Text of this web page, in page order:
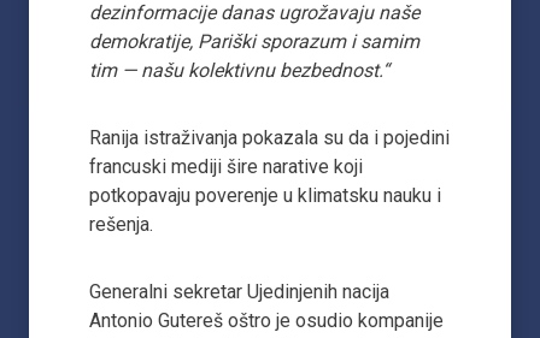
dezinformacije danas ugrožavaju naše
demokratije, Pariški sporazum i samim
tim — našu kolektivnu bezbednost.“
Ranija istraživanja pokazala su da i pojedini
francuski mediji šire narative koji
potkopavaju poverenje u klimatsku nauku i
rešenja.
Generalni sekretar Ujedinjenih nacija
Antonio Gutereš oštro je osudio kompanije